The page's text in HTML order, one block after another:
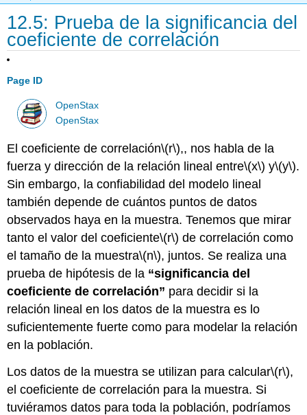
12.5: Prueba de la significancia del
coeficiente de correlación
Page ID
OpenStax
OpenStax
El coeficiente de correlación\(r\),, nos habla de la
fuerza y dirección de la relación lineal entre\(x\) y\(y\).
Sin embargo, la confiabilidad del modelo lineal
también depende de cuántos puntos de datos
observados haya en la muestra. Tenemos que mirar
tanto el valor del coeficiente\(r\) de correlación como
el tamaño de la muestra\(n\), juntos. Se realiza una
prueba de hipótesis de la “significancia del
coeficiente de correlación” para decidir si la
relación lineal en los datos de la muestra es lo
suficientemente fuerte como para modelar la relación
en la población.
Los datos de la muestra se utilizan para calcular\(r\),
el coeficiente de correlación para la muestra. Si
tuviéramos datos para toda la población, podríamos